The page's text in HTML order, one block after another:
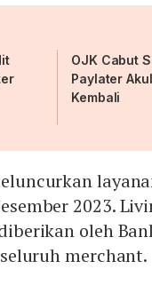
OJK Cabut
Paylater
Kembali
2023.
oleh
merchant.